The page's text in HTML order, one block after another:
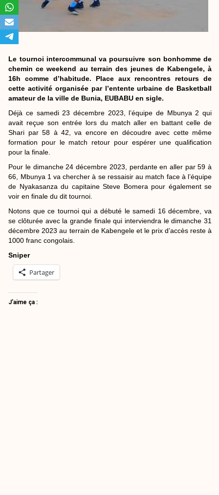
Le tournoi intercommunal va poursuivre son bonhomme de
chemin ce weekend au terrain des jeunes de Kabengele, à
16h comme d’habitude. Place aux rencontres retours de
cette activité organisée par l’entente urbaine de Basketball
amateur de la ville de Bunia, EUBABU en sigle.
Déjà ce samedi 23 décembre 2023, l’équipe de Mbunya 2 qui
avait reçue son entrée lors du match aller en battant celle de
Shari par 58 à 42, va encore en découdre avec cette même
formation pour le match retour pour espérer une qualification
pour la finale.
Pour le dimanche 24 décembre 2023, perdante en aller par 59 à
66, Mbunya 1 va chercher à se ressaisir au match face à l’équipe
de Nyakasanza du capitaine Steve Bomera pour également se
voir en finale du dit tournoi.
Notons que ce tournoi qui a débuté le samedi 16 décembre, va
se clôturée avec la grande finale qui interviendra le dimanche 31
décembre 2023 au terrain de Kabengele et le prix d’accès reste à
1000 franc congolais.
Sniper
Partager
J’aime ça :